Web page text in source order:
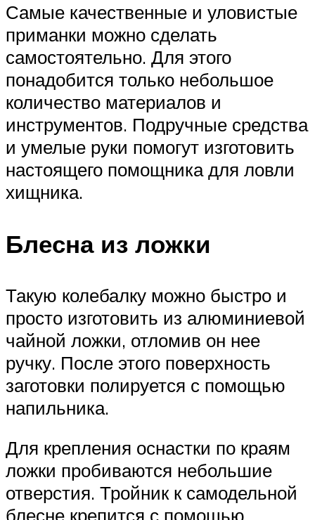
Самые качественные и уловистые
приманки можно сделать
самостоятельно. Для этого
понадобится только небольшое
количество материалов и
инструментов. Подручные средства
и умелые руки помогут изготовить
настоящего помощника для ловли
хищника.
Блесна из ложки
Такую колебалку можно быстро и
просто изготовить из алюминиевой
чайной ложки, отломив он нее
ручку. После этого поверхность
заготовки полируется с помощью
напильника.
Для крепления оснастки по краям
ложки пробиваются небольшие
отверстия. Тройник к самодельной
блесне крепится с помощью